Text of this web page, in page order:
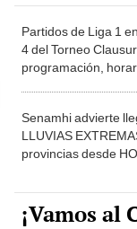
Partidos de Liga 1
4 del Torneo
programación,
Senamhi advierte
LLUVIAS
provincias desde
¡Vamos al